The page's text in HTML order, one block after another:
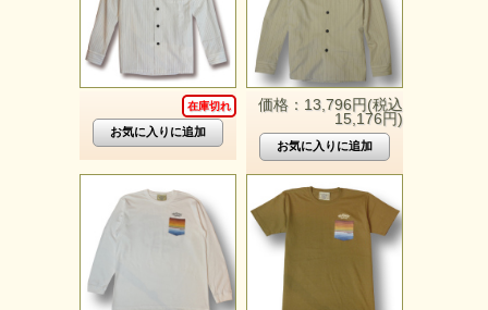
在庫切れ
価格：13,796円(税込
15,176円)